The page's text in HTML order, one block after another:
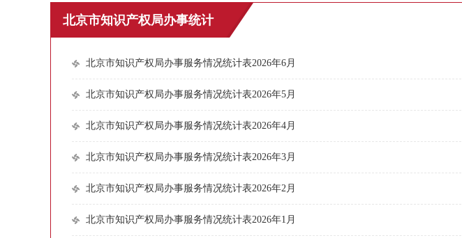
北京市知识产权局办事统计
北京市知识产权局办事服务情况统计表2026年6月
北京市知识产权局办事服务情况统计表2026年5月
北京市知识产权局办事服务情况统计表2026年4月
北京市知识产权局办事服务情况统计表2026年3月
北京市知识产权局办事服务情况统计表2026年2月
北京市知识产权局办事服务情况统计表2026年1月